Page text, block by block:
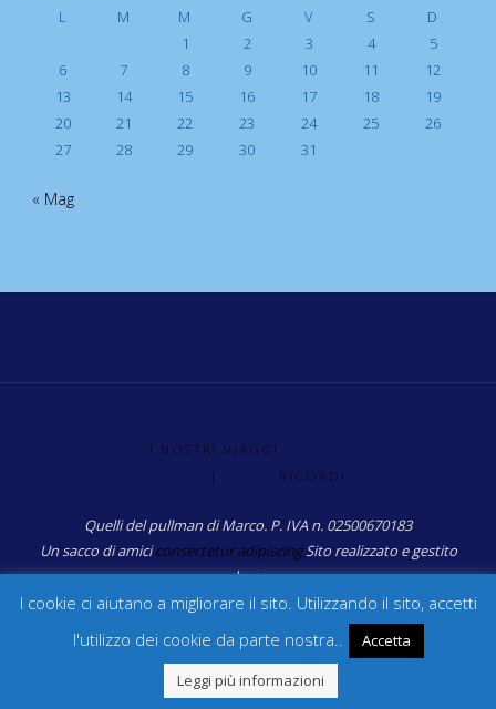
L
M M G V S
D
1
2 3 4
5
6
7 8 9 10 11
12
13
14 15 16 17 18
19
20
21 22 23 24 25
26
27
28 29 30 31
« Mag
I NOSTRI VIAGGI
RICORDI
Quelli del pullman di Marco. P. IVA n. 02500670183
Un sacco di amiciconsectetur adipiscingSito realizzato e gestito
da: sg
Powered byFluida&WordPress.
I cookie ci aiutano a migliorare il sito. Utilizzando il sito, accetti
l'utilizzo dei cookie da parte nostra..
Accetta
Leggi più informazioni